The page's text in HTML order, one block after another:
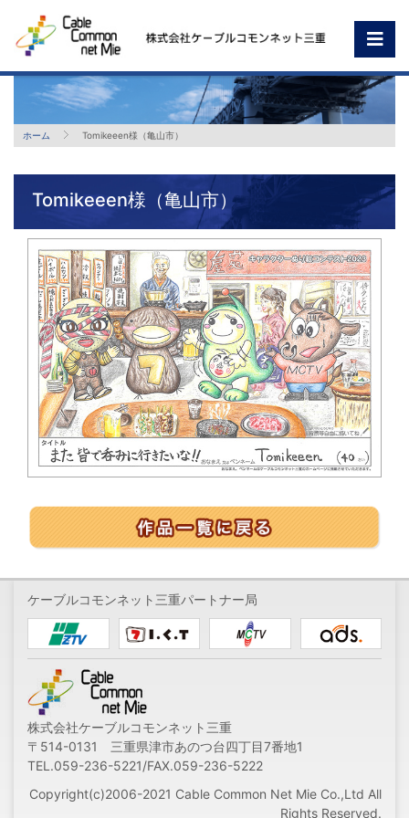
ホーム Tomikeeen様（亀山市）
Tomikeeen様（亀山市）
ケーブルコモンネット三重パートナー局
株式会社ケーブルコモンネット三重
〒514-0131 三重県津市あのつ台四丁目7番地1
TEL.059-236-5221/FAX.059-236-5222
Copyright(c)2006-2021 Cable Common Net Mie Co.,Ltd All
Rights Reserved.